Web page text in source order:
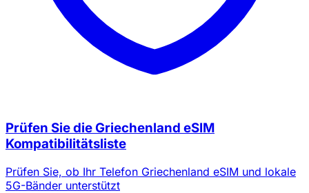
Prüfen Sie die Griechenland eSIM
Kompatibilitätsliste
Prüfen Sie, ob Ihr Telefon Griechenland eSIM und lokale
5G-Bänder unterstützt